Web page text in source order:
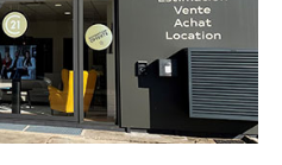
un message
à l'agence